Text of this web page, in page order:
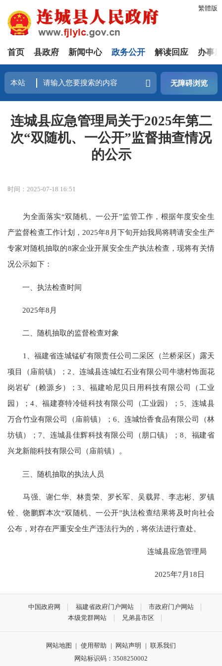
繁體版
首页 县政府 新闻中心 政务公开 解读回应 办事
无障碍浏览
连城县应急管理局关于2025年第二
次“双随机、一公开”监督抽查情况
的公示
时间：2025-07-18 16:51
为全面落实“双随机、一公开”监管工作，根据年度安全生
产监督检查工作计划，2025年8月下旬开始我局将聘请安全生产
专家对随机抽取的8家企业开展安全生产执法检查，现将有关情
况公示如下：
一、执法检查时间
2025年8月
二、随机抽取的监督检查对象
1、福建省连城锰矿有限责任公司二采区（兰桥采区）露天
项目（庙前镇）；2、连城县连城红石业有限公司牛塘村饰面花
岗岩矿（赖源乡）；3、福建哈尼贝日用科技有限公司（工业
园）；4、福建赛特冷链科技有限公司（工业园）；5、连城县
万合竹业有限公司（庙前镇）；6、连城怡香食品有限公司（林
坊镇）；7、连城县佳辉科技有限公司（朋口镇）；8、福建省
兴龙新能科技有限公司（庙前镇）。
三、随机抽取的执法人员
马强、谢仁华、林贵荣、罗长军、吴载昇、李志彬、罗镇
铨、饶鹏辉本次“双随机、一公开”执法检查结果将及时向社会
公布，对存在严重安全生产违法行为的，将依法进行查处。
连城县应急管理局
2025年7月18日
中国政府网 福建省政府门户网站
市政府门户网站
本级党群网站
兄弟县市区
网站地图 | 使用帮助 | 网站声明 | 联系我们
网站标识码：3508250002